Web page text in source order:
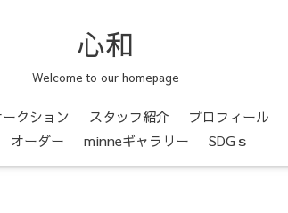
心和
Welcome to our homepage
クション スタッフ紹介 プロフィール
オーダー minneギャラリー SDGｓ